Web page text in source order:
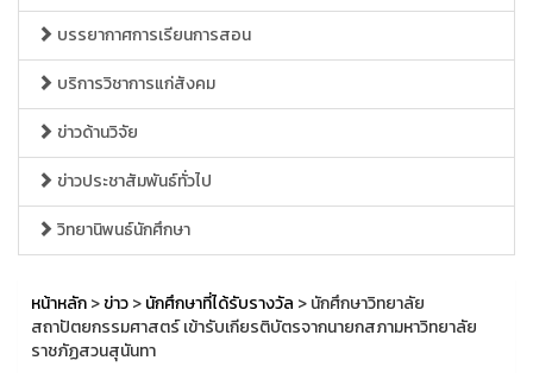
บรรยากาศการเรียนการสอน
บริการวิชาการแก่สังคม
ข่าวด้านวิจัย
ข่าวประชาสัมพันธ์ทั่วไป
วิทยานิพนธ์นักศึกษา
หน้าหลัก>ข่าว>นักศึกษาที่ได้รับรางวัล > นักศึกษาวิทยาลัย
สถาปัตยกรรมศาสตร์ เข้ารับเกียรติบัตรจากนายกสภามหาวิทยาลัย
ราชภัฏสวนสุนันทา